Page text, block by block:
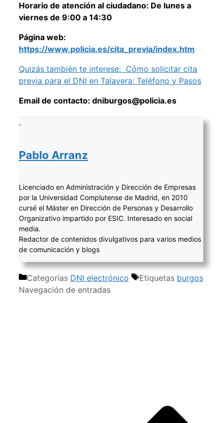
Horario de atención al ciudadano: De lunes a
viernes de 9:00 a 14:30
Página web:
https://www.policia.es/cita_previa/index.htm
Quizás también te interese: Cómo solicitar cita
previa para el DNI en Talavera: Teléfono y Pasos
Email de contacto: dniburgos@policia.es
Pablo Arranz
Licenciado en Administración y Dirección de Empresas
por la Universidad Complutense de Madrid, en 2010
cursé el Máster en Dirección de Personas y Desarrollo
Organizativo impartido por ESIC. Interesado en social
media.
Redactor de contenidos divulgativos para varios medios
de comunicación y blogs
Categorías DNI electrónico Etiquetas burgos
Navegación de entradas